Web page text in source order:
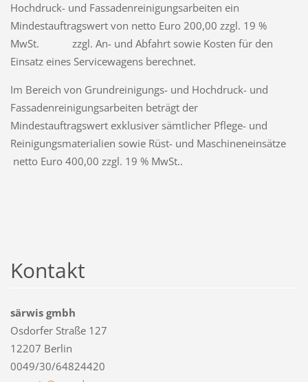
Hochdruck- und Fassadenreinigungsarbeiten ein
Mindestauftragswert von netto Euro 200,00 zzgl. 19 %
MwSt. zzgl. An- und Abfahrt sowie Kosten für den
Einsatz eines Servicewagens berechnet.
Im Bereich von Grundreinigungs- und Hochdruck- und
Fassadenreinigungsarbeiten beträgt der
Mindestauftragswert exklusiver sämtlicher Pflege- und
Reinigungsmaterialien sowie Rüst- und Maschineneinsätze
netto Euro 400,00 zzgl. 19 % MwSt..
Kontakt
särwis gmbh
Osdorfer Straße 127
12207 Berlin
0049/30/64824420